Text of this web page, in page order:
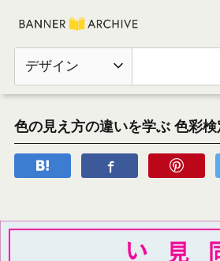
デザイン
色の見え方の違いを学ぶ 色彩検